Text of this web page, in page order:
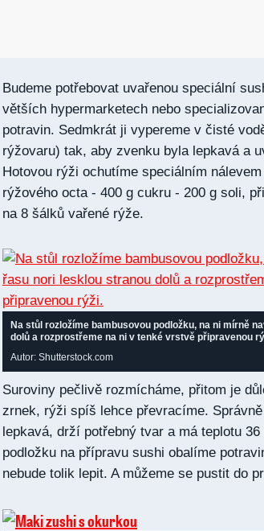
Budeme potřebovat uvařenou speciální
větších hypermarketech nebo
potravin. Sedmkrát ji vypereme v čisté
rýžovaru) tak, aby zvenku byla lepkavá a
Hotovou rýži ochutíme speciálním
rýžového octa - 400 g cukru - 200 g soli,
na 8 šálků vařené rýže.
Na stůl rozložíme bambusovou podložku, na ni mírně
dolů a rozprostřeme na ni v tenké vrstvě připravenou
Autor: Shutterstock.com
Suroviny pečlivě rozmícháme, přitom je
zrnek, rýži spíš lehce převracíme.
lepkavá, drží potřebný tvar a má teplotu 36
podložku na přípravu sushi obalíme
nebude tolik lepit. A můžeme se pustit do